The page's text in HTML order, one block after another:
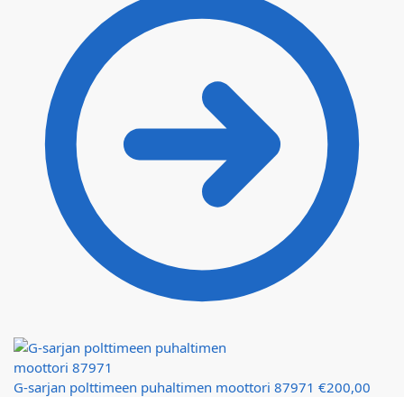
G-sarjan polttimeen puhaltimen moottori 87971 €200,00